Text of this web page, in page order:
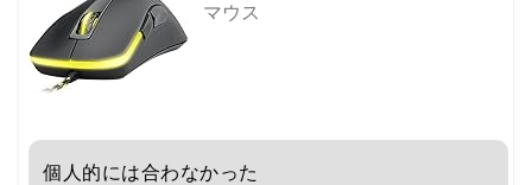
マウス
個人的には合わなかった